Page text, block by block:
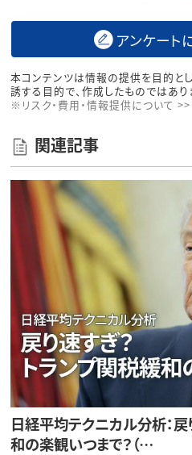
アンケート
本コンテンツは情報の提供を目的と
誘する目的で、作成したものではあり
※リスク・費用・情報提供について >>
関連記事
日経平均テクニカル分析：戻
和の楽観いつまで？（…